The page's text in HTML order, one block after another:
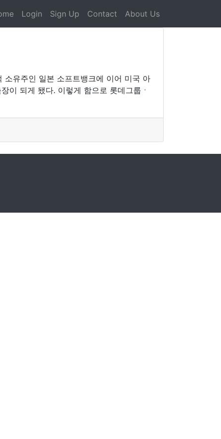
Login Sign Up Contact About Us
소유주인 일본 소프트뱅크에 이어 미국 아
이 되게 됐다. 이렇게 함으로 롯데그룹ㆍ